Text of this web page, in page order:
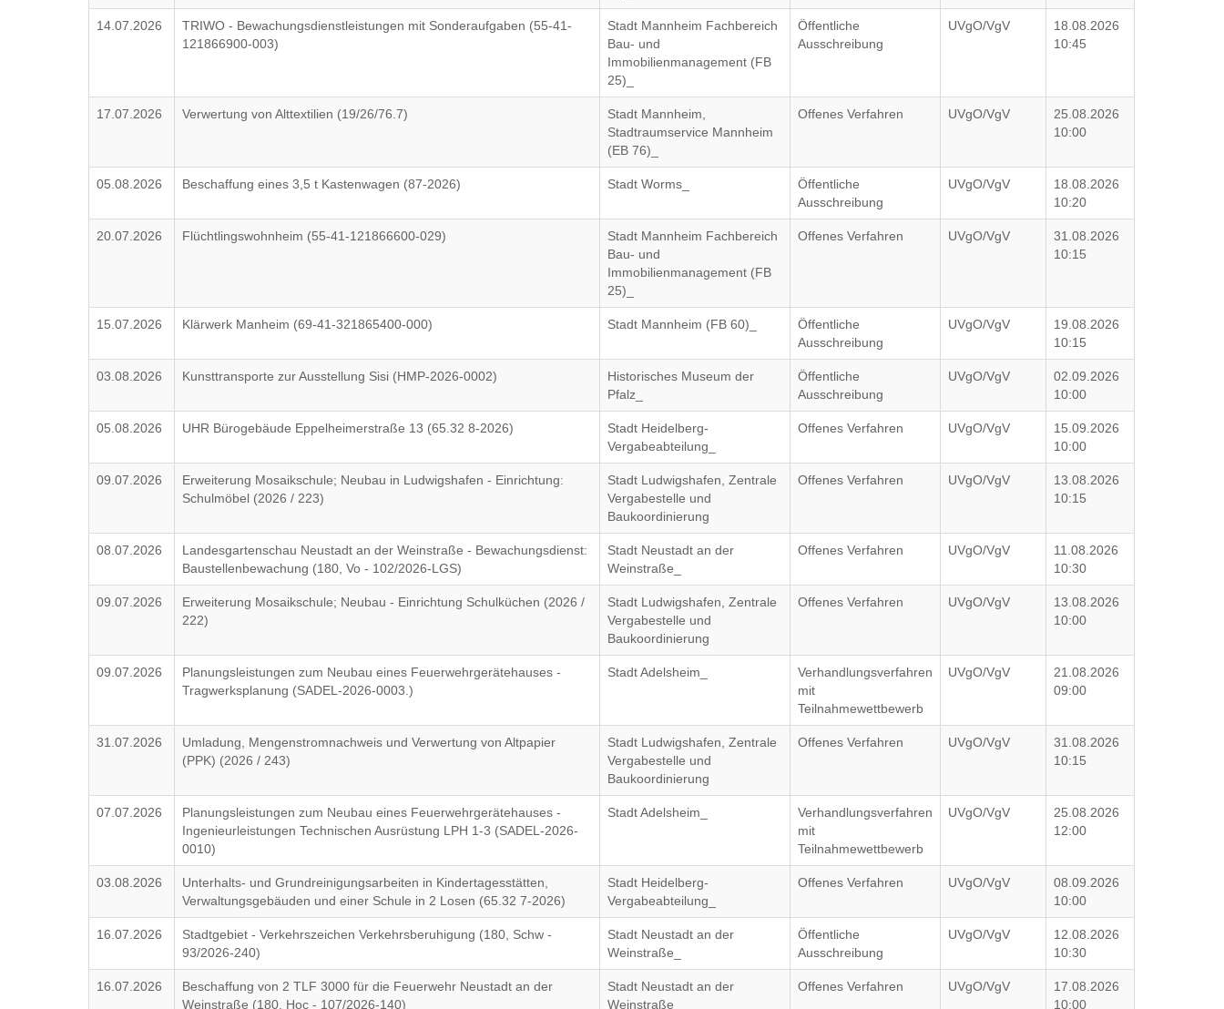
14.07.2026
TRIWO - Bewachungsdienstleistungen mit Sonderaufgaben (55-41-
121866900-003)
Stadt Mannheim Fachbereich
Bau- und
Immobilienmanagement (FB
25)_
Öffentliche
Ausschreibung
UVgO/VgV
18.08.2026
10:45
17.07.2026 Verwertung von Alttextilien (19/26/76.7)
Stadt Mannheim,
Stadtraumservice Mannheim
(EB 76)_
Offenes Verfahren UVgO/VgV
25.08.2026
10:00
05.08.2026 Beschaffung eines 3,5 t Kastenwagen (87-2026) Stadt Worms_
Öffentliche
Ausschreibung
UVgO/VgV
18.08.2026
10:20
20.07.2026 Flüchtlingswohnheim (55-41-121866600-029)
Stadt Mannheim Fachbereich
Bau- und
Immobilienmanagement (FB
25)_
Offenes Verfahren UVgO/VgV
31.08.2026
10:15
15.07.2026 Klärwerk Manheim (69-41-321865400-000) Stadt Mannheim (FB 60)_
Öffentliche
Ausschreibung
UVgO/VgV
19.08.2026
10:15
03.08.2026 Kunsttransporte zur Ausstellung Sisi (HMP-2026-0002)
Historisches Museum der
Pfalz_
Öffentliche
Ausschreibung
UVgO/VgV
02.09.2026
10:00
05.08.2026 UHR Bürogebäude Eppelheimerstraße 13 (65.32 8-2026)
Stadt Heidelberg-
Vergabeabteilung_
Offenes Verfahren UVgO/VgV
15.09.2026
10:00
09.07.2026
Erweiterung Mosaikschule; Neubau in Ludwigshafen - Einrichtung:
Schulmöbel (2026 / 223)
Stadt Ludwigshafen, Zentrale
Vergabestelle und
Baukoordinierung
Offenes Verfahren UVgO/VgV
13.08.2026
10:15
08.07.2026
Landesgartenschau Neustadt an der Weinstraße - Bewachungsdienst:
Baustellenbewachung (180, Vo - 102/2026-LGS)
Stadt Neustadt an der
Weinstraße_
Offenes Verfahren UVgO/VgV
11.08.2026
10:30
09.07.2026
Erweiterung Mosaikschule; Neubau - Einrichtung Schulküchen (2026 /
222)
Stadt Ludwigshafen, Zentrale
Vergabestelle und
Baukoordinierung
Offenes Verfahren UVgO/VgV
13.08.2026
10:00
09.07.2026
Planungsleistungen zum Neubau eines Feuerwehrgerätehauses -
Tragwerksplanung (SADEL-2026-0003.)
Stadt Adelsheim_
Verhandlungsverfahren
mit
Teilnahmewettbewerb
UVgO/VgV
21.08.2026
09:00
31.07.2026
Umladung, Mengenstromnachweis und Verwertung von Altpapier
(PPK) (2026 / 243)
Stadt Ludwigshafen, Zentrale
Vergabestelle und
Baukoordinierung
Offenes Verfahren UVgO/VgV
31.08.2026
10:15
07.07.2026
Planungsleistungen zum Neubau eines Feuerwehrgerätehauses -
Ingenieurleistungen Technischen Ausrüstung LPH 1-3 (SADEL-2026-
0010)
Stadt Adelsheim_
Verhandlungsverfahren
mit
Teilnahmewettbewerb
UVgO/VgV
25.08.2026
12:00
03.08.2026
Unterhalts- und Grundreinigungsarbeiten in Kindertagesstätten,
Verwaltungsgebäuden und einer Schule in 2 Losen (65.32 7-2026)
Stadt Heidelberg-
Vergabeabteilung_
Offenes Verfahren UVgO/VgV
08.09.2026
10:00
16.07.2026
Stadtgebiet - Verkehrszeichen Verkehrsberuhigung (180, Schw -
93/2026-240)
Stadt Neustadt an der
Weinstraße_
Öffentliche
Ausschreibung
UVgO/VgV
12.08.2026
10:30
16.07.2026
Beschaffung von 2 TLF 3000 für die Feuerwehr Neustadt an der
Weinstraße (180, Hoc - 107/2026-140)
Stadt Neustadt an der
Weinstraße_
Offenes Verfahren UVgO/VgV
17.08.2026
10:00